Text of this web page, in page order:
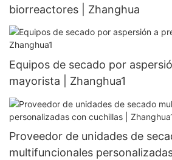
biorreactores | Zhanghua
Equipos de secado por
mayorista | Zhanghua1
Proveedor de unidades de
multifuncionales